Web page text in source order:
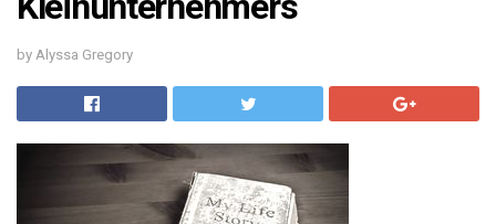
by Alyssa Gregory